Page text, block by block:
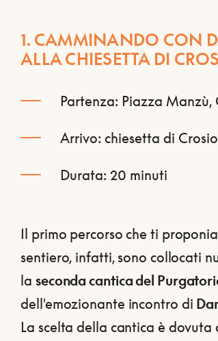
1. CAMMINANDO CON
ALLA CHIESETTA DI
Partenza: Piazza Manzù,
Arrivo: chiesetta di Crosio
Durata: 20 minuti
Il primo percorso che ti
sentiero, infatti, sono collocati
la seconda cantica del
dell'emozionante incontro di
La scelta della cantica è